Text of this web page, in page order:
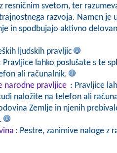
resničnim svetom, ter
razvoja. Namen je
in spodbujajo aktivno
ljudskih pravljic
Pravljice lahko poslušate s te
ali računalnik.
narodne pravljice : Pravljice
naložite na telefon ali
Zemlje in njenih
: Pestre, zanimive naloge z